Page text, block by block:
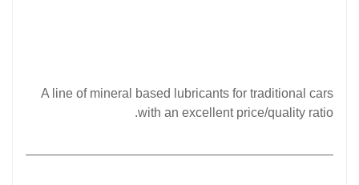
A line of mineral based lubricants for traditional cars
with an excellent price/quality ratio.